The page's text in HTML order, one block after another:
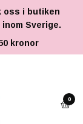
oss i butiken
Sverige.
kronor
0